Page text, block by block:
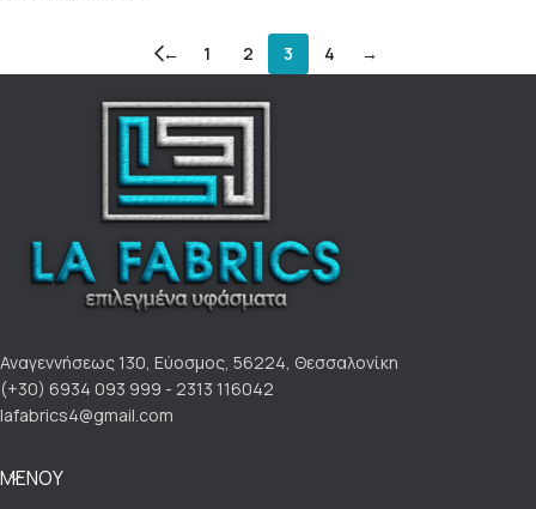
← 1 2 3 4 →
Αναγεννήσεως 130, Εύοσμος, 56224, Θεσσαλονίκη
(+30) 6934 093 999 - 2313 116042
lafabrics4@gmail.com
ΜΕΝΟΥ